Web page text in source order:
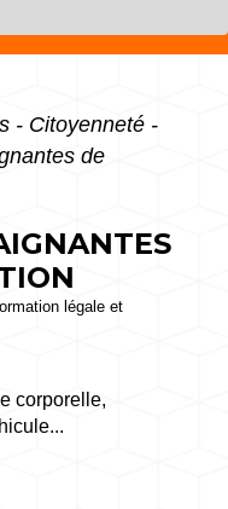
- Citoyenneté -
de
légale et
corporelle,